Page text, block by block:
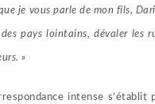
je vous parle de mon fils,
pays lointains, dévaler les
»
intense